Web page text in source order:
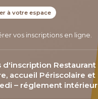
à votre espace
vos inscriptions en ligne.
d'inscription Restaurant
accueil Périscolaire et
– réglement intérieur